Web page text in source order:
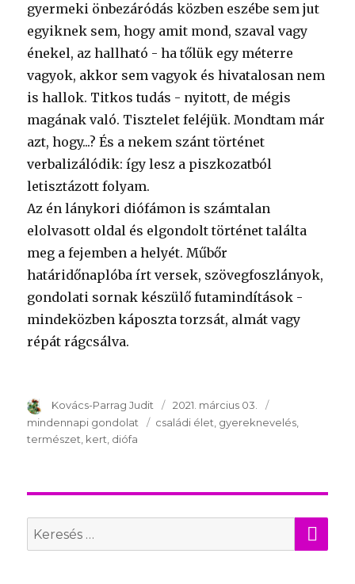
gyermeki önbezáródás közben eszébe sem jut
egyiknek sem, hogy amit mond, szaval vagy
énekel, az hallható - ha tőlük egy méterre
vagyok, akkor sem vagyok és hivatalosan nem
is hallok. Titkos tudás - nyitott, de mégis
magának való. Tisztelet feléjük. Mondtam már
azt, hogy...? És a nekem szánt történet
verbalizálódik: így lesz a piszkozatból
letisztázott folyam.
Az én lánykori diófámon is számtalan
elolvasott oldal és elgondolt történet találta
meg a fejemben a helyét. Műbőr
határidőnaplóba írt versek, szövegfoszlányok,
gondolati sornak készülő futamindítások -
mindeközben káposzta torzsát, almát vagy
répát rágcsálva.
Szerző
Kovács-Parrag Judit Publikálva
2021. március 03.
mindennapi gondolat
Kulcsszavak
családi élet gyereknevelés
természet kert diófa
Search
for: